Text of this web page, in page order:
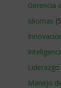
Gerencia
Idiomas
Liderazgo
Manejo